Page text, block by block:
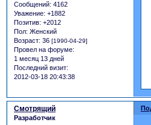
Сообщений: 4162
Уважение: +1882
Позитив: +2012
Пол: Женский
Возраст: 36 [1990-04-29]
Провел на форуме:
1 месяц 13 дней
Последний визит:
2012-03-18 20:43:38
Смотрящий
Разработчик